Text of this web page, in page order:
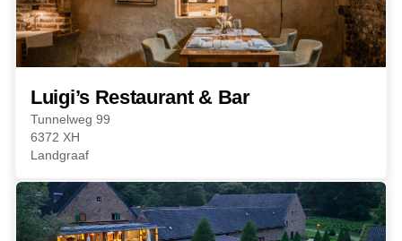
Luigi’s Restaurant & Bar
Tunnelweg 99
6372 XH
Landgraaf